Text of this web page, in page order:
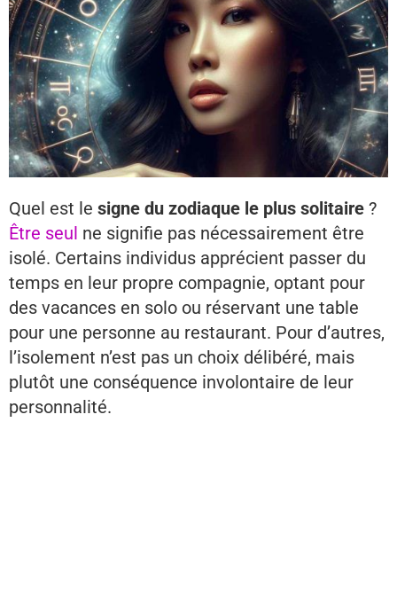
Quel est le signe du zodiaque le plus solitaire ?
Être seul ne signifie pas nécessairement être
isolé. Certains individus apprécient passer du
temps en leur propre compagnie, optant pour
des vacances en solo ou réservant une table
pour une personne au restaurant. Pour d’autres,
l’isolement n’est pas un choix délibéré, mais
plutôt une conséquence involontaire de leur
personnalité.